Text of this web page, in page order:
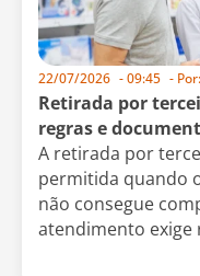
22/07/2026 -09:45 - Por:
Retirada por
regras e
A retirada por
permitida quando
não consegue
atendimento exige